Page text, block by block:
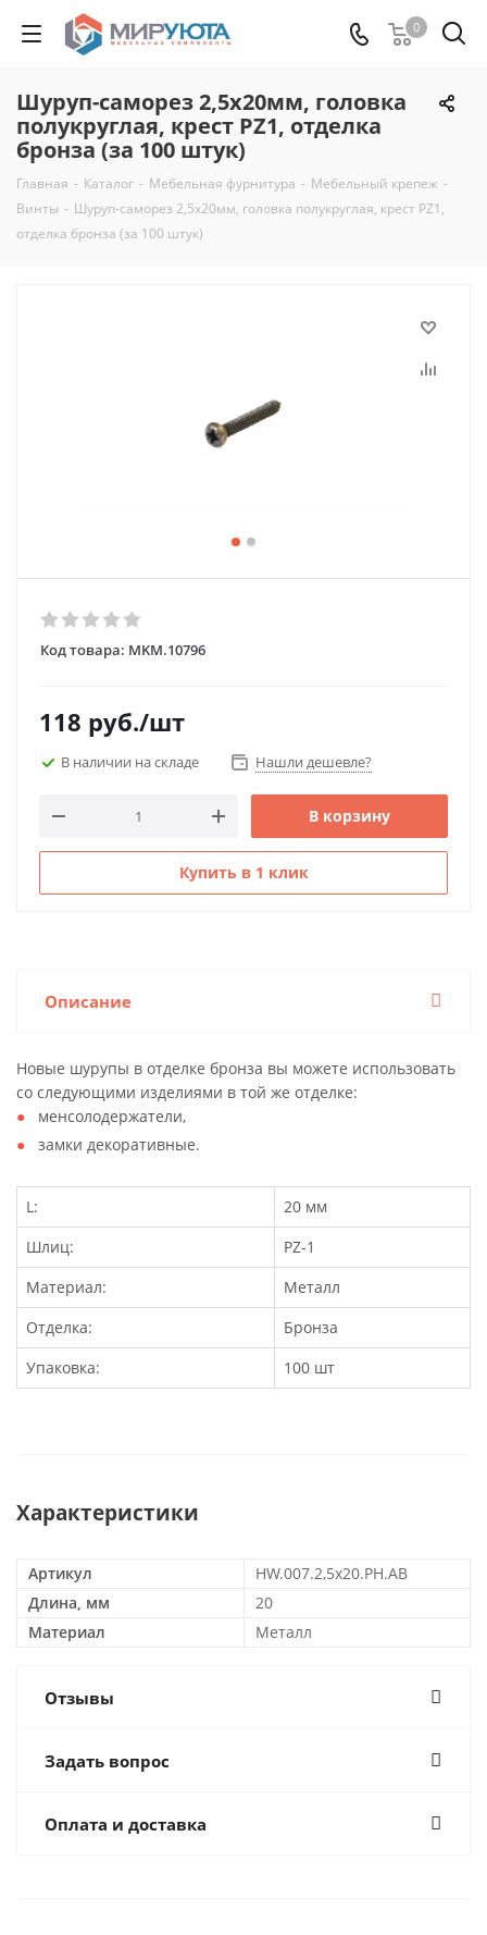
0
Шуруп-саморез 2,5х20мм, головка
полукруглая, крест PZ1, отделка
бронза (за 100 штук)
Главная - Каталог - Мебельная фурнитура - Мебельный крепеж -
Винты - Шуруп-саморез 2,5х20мм, головка полукруглая, крест PZ1,
отделка бронза (за 100 штук)
Код товара: MKM.10796
118 руб./шт
В наличии на складе Нашли дешевле?
В корзину
Купить в 1 клик
Описание
Новые шурупы в отделке бронза вы можете использовать
со следующими изделиями в той же отделке:
менсолодержатели,
замки декоративные.
L:
20 мм
Шлиц:
PZ-1
Материал:
Металл
Отделка:
Бронза
Упаковка:
100 шт
Характеристики
Артикул
HW.007.2,5x20.PH.AB
Длина, мм
20
Материал
Металл
Отзывы
Задать вопрос
Оплата и доставка